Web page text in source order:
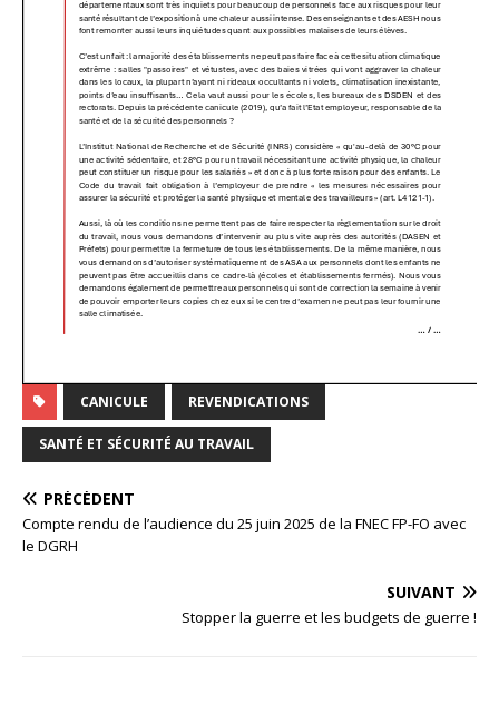
CANICULE REVENDICATIONS
SANTÉ ET SÉCURITÉ AU TRAVAIL
PRÉCÉDENT
Compte rendu de l’audience du 25 juin 2025 de la FNEC FP-FO avec
le DGRH
SUIVANT
Stopper la guerre et les budgets de guerre !